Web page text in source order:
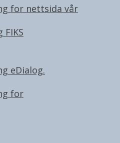
for nettsida vår
eDialog.
for